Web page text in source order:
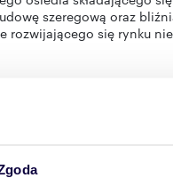
szeregową oraz
rozwijającego się rynku
sklepy, komunikacja
zielonych
w tej lokalizacji